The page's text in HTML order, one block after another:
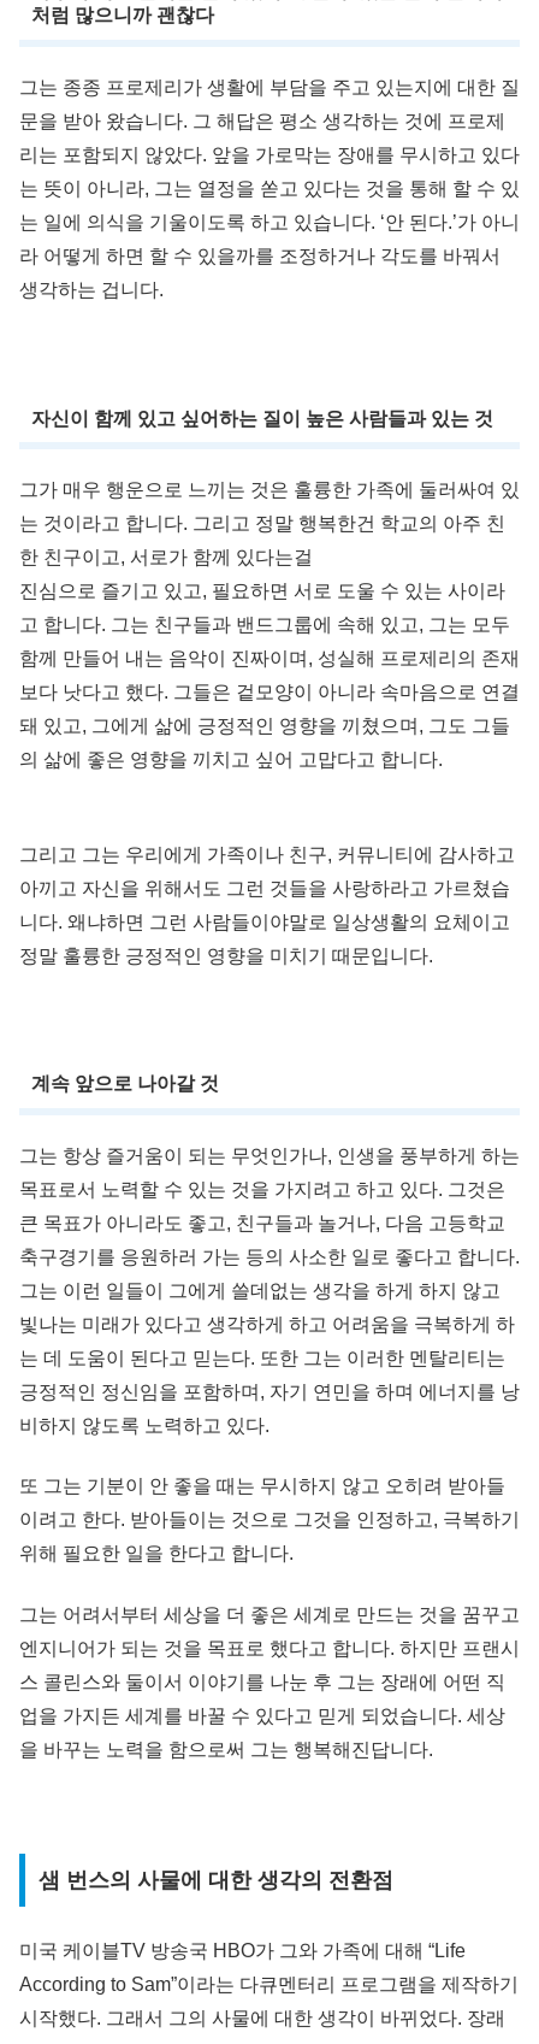
처럼 많으니까 괜찮다
그는 종종 프로제리가 생활에 부담을 주고 있는지에 대한 질
문을 받아 왔습니다. 그 해답은 평소 생각하는 것에 프로제
리는 포함되지 않았다. 앞을 가로막는 장애를 무시하고 있다
는 뜻이 아니라, 그는 열정을 쏟고 있다는 것을 통해 할 수 있
는 일에 의식을 기울이도록 하고 있습니다. ‘안 된다.’가 아니
라 어떻게 하면 할 수 있을까를 조정하거나 각도를 바꿔서
생각하는 겁니다.
자신이 함께 있고 싶어하는 질이 높은 사람들과 있는 것
그가 매우 행운으로 느끼는 것은 훌륭한 가족에 둘러싸여 있
는 것이라고 합니다. 그리고 정말 행복한건 학교의 아주 친
한 친구이고, 서로가 함께 있다는걸
진심으로 즐기고 있고, 필요하면 서로 도울 수 있는 사이라
고 합니다. 그는 친구들과 밴드그룹에 속해 있고, 그는 모두
함께 만들어 내는 음악이 진짜이며, 성실해 프로제리의 존재
보다 낫다고 했다. 그들은 겉모양이 아니라 속마음으로 연결
돼 있고, 그에게 삶에 긍정적인 영향을 끼쳤으며, 그도 그들
의 삶에 좋은 영향을 끼치고 싶어 고맙다고 합니다.
그리고 그는 우리에게 가족이나 친구, 커뮤니티에 감사하고
아끼고 자신을 위해서도 그런 것들을 사랑하라고 가르쳤습
니다. 왜냐하면 그런 사람들이야말로 일상생활의 요체이고
정말 훌륭한 긍정적인 영향을 미치기 때문입니다.
계속 앞으로 나아갈 것
그는 항상 즐거움이 되는 무엇인가나, 인생을 풍부하게 하는
목표로서 노력할 수 있는 것을 가지려고 하고 있다. 그것은
큰 목표가 아니라도 좋고, 친구들과 놀거나, 다음 고등학교
축구경기를 응원하러 가는 등의 사소한 일로 좋다고 합니다.
그는 이런 일들이 그에게 쓸데없는 생각을 하게 하지 않고
빛나는 미래가 있다고 생각하게 하고 어려움을 극복하게 하
는 데 도움이 된다고 믿는다. 또한 그는 이러한 멘탈리티는
긍정적인 정신임을 포함하며, 자기 연민을 하며 에너지를 낭
비하지 않도록 노력하고 있다.
또 그는 기분이 안 좋을 때는 무시하지 않고 오히려 받아들
이려고 한다. 받아들이는 것으로 그것을 인정하고, 극복하기
위해 필요한 일을 한다고 합니다.
그는 어려서부터 세상을 더 좋은 세계로 만드는 것을 꿈꾸고
엔지니어가 되는 것을 목표로 했다고 합니다. 하지만 프랜시
스 콜린스와 둘이서 이야기를 나눈 후 그는 장래에 어떤 직
업을 가지든 세계를 바꿀 수 있다고 믿게 되었습니다. 세상
을 바꾸는 노력을 함으로써 그는 행복해진답니다.
샘 번스의 사물에 대한 생각의 전환점
미국 케이블TV 방송국 HBO가 그와 가족에 대해 “Life
According to Sam”이라는 다큐멘터리 프로그램을 제작하기
시작했다. 그래서 그의 사물에 대한 생각이 바뀌었다. 장래